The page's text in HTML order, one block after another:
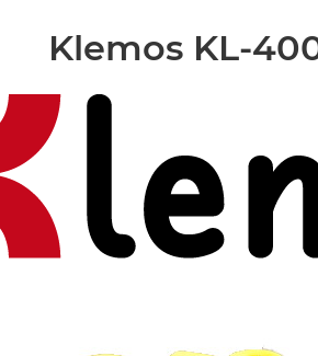
Klemos KL-